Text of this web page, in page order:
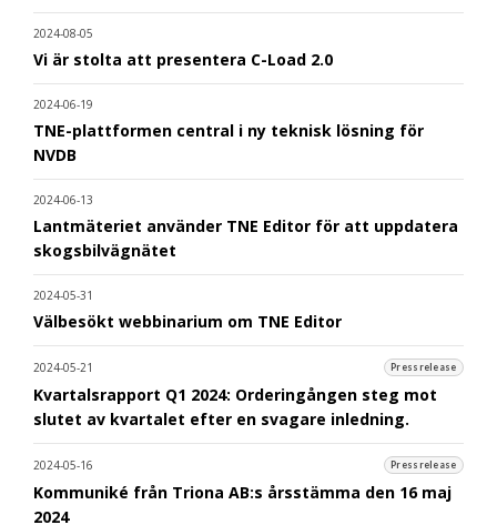
2024-08-05
Vi är stolta att presentera C-Load 2.0
2024-06-19
TNE-plattformen central i ny teknisk lösning för
NVDB
2024-06-13
Lantmäteriet använder TNE Editor för att uppdatera
skogsbilvägnätet
2024-05-31
Välbesökt webbinarium om TNE Editor
2024-05-21 Pressrelease
Kvartalsrapport Q1 2024: Orderingången steg mot
slutet av kvartalet efter en svagare inledning.
2024-05-16 Pressrelease
Kommuniké från Triona AB:s årsstämma den 16 maj
2024